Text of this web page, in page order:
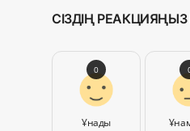
СІЗДІҢ
Ұнады
0